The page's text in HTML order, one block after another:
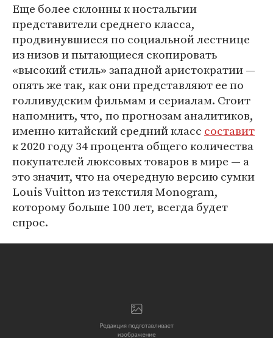
Еще более склонны к ностальгии
представители среднего класса,
продвинувшиеся по социальной лестнице
из низов и пытающиеся скопировать
«высокий стиль» западной аристократии —
опять же так, как они представляют ее по
голливудским фильмам и сериалам. Стоит
напомнить, что, по прогнозам аналитиков,
именно китайский средний класс составит
к 2020 году 34 процента общего количества
покупателей люксовых товаров в мире — а
это значит, что на очередную версию сумки
Louis Vuitton из текстиля Monogram,
которому больше 100 лет, всегда будет
спрос.